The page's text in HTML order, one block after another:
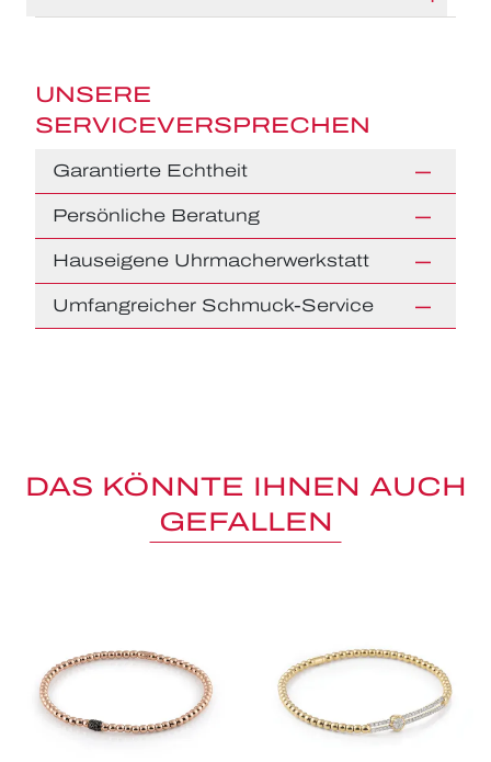
UNSERE
SERVICEVERSPRECHEN
Garantierte Echtheit
Persönliche Beratung
Hauseigene Uhrmacherwerkstatt
Umfangreicher Schmuck-Service
DAS KÖNNTE IHNEN AUCH
GEFALLEN